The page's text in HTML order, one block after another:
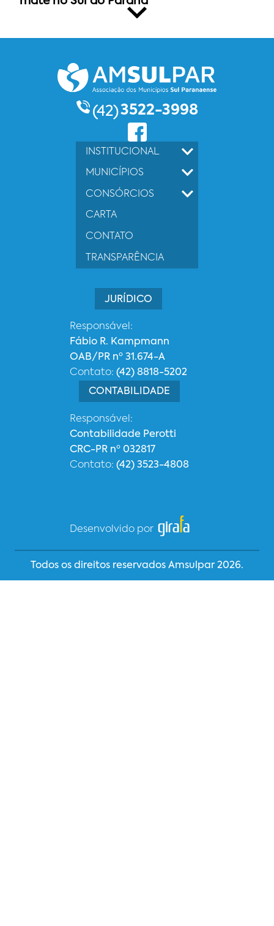
(42)3522-3998
INSTITUCIONAL
MUNICÍPIOS
CONSÓRCIOS
CARTA
CONTATO
TRANSPARÊNCIA
JURÍDICO
Responsável:
Fábio R. Kampmann
OAB/PR nº 31.674-A
Contato: (42) 8818-5202
CONTABILIDADE
Responsável:
Contabilidade Perotti
CRC-PR nº 032817
Contato: (42) 3523-4808
Desenvolvido por
Todos os direitos reservados Amsulpar 2026.